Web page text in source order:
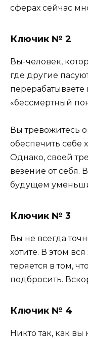
сферах сейчас
Ключик № 2
Вы-человек,
где другие
«бессмертный
Вы тревожитесь
обеспечить себе
Однако, своей
везение от себя.
будущем
Ключик № 3
Вы не всегда
хотите. В этом
теряется в том,
подбросить.
Ключик № 4
Никто так, как вы